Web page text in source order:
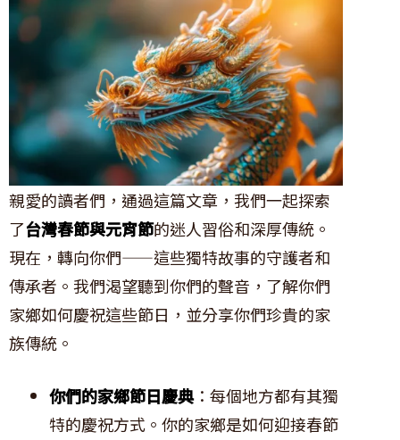
親愛的讀者們，通過這篇文章，我們一起探索
了台灣春節與元宵節的迷人習俗和深厚傳統。
現在，轉向你們——這些獨特故事的守護者和
傳承者。我們渴望聽到你們的聲音，了解你們
家鄉如何慶祝這些節日，並分享你們珍貴的家
族傳統。
你們的家鄉節日慶典：每個地方都有其獨
特的慶祝方式。你的家鄉是如何迎接春節